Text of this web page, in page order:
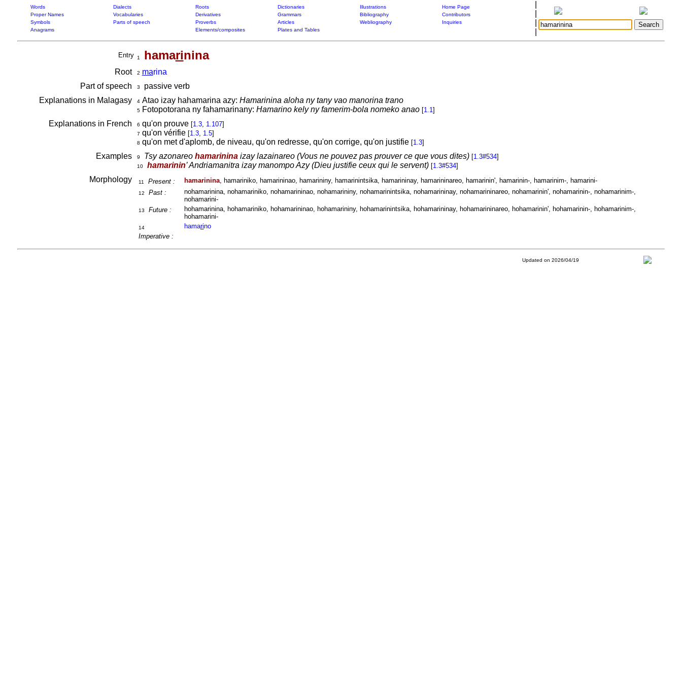
Words Dialects Roots Dictionaries Illustrations
Home Page
Proper Names
Vocabularies Derivatives Grammars Bibliography
Contributors
Symbols
Parts of speech Proverbs Articles Webliography
Inquiries
Anagrams
Elements/composites Plates and Tables
Entry 1 hamarinina
Root 2 marina
Part of speech
3
passive verb
Explanations in Malagasy
4Atao izay hahamarina azy: Hamarinina aloha ny tany vao manorina trano
5Fotopotorana ny fahamarinany: Hamarino kely ny famerim-bola nomeko anao [1.1]
Explanations in French 6 qu'on prouve [1.3, 1.107]
7 qu'on vérifie [1.3, 1.5]
8 qu'on met d'aplomb, de niveau, qu'on redresse, qu'on corrige, qu'on justifie [1.3]
Examples 9 Tsy azonareo hamarininaizay lazainareo (Vous ne pouvez pas prouver ce que vous dites) [1.3#534]
10 hamarinin’ Andriamanitra izay manompo Azy (Dieu justifie ceux qui le servent) [1.3#534]
Morphology 11 Present : hamarinina, hamariniko, hamarininao, hamarininy, hamarinintsika, hamarininay, hamarininareo, hamarinin', hamarinin-, hamarinim-, hamarini-
12 Past :
nohamarinina, nohamariniko, nohamarininao, nohamarininy, nohamarinintsika, nohamarininay, nohamarininareo, nohamarinin', nohamarinin-, nohamarinim-,
nohamarini-
13 Future :
hohamarinina, hohamariniko, hohamarininao, hohamarininy, hohamarinintsika, hohamarininay, hohamarininareo, hohamarinin', hohamarinin-, hohamarinim-,
hohamarini-
14
Imperative :
hamarino
Updated on 2026/04/19